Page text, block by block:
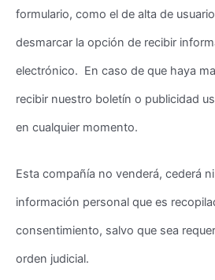
formulario, como el de alta de
desmarcar la opción de recibir
electrónico. En caso de que haya
recibir nuestro boletín o publicidad
en cualquier momento.
Esta compañía no venderá, cederá
información personal que es
consentimiento, salvo que sea
orden judicial.